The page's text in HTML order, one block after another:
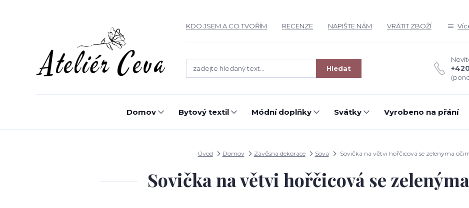
KDO JSEM A CO TVOŘÍM RECENZE NAPIŠTE NÁM VRÁTIT ZBOŽÍ
Hledat
Domov Bytový textil Módní doplňky Svátky Vyrobeno na přání
Úvod Domov Závěsná dekorace Sova Sovička na větvi hořčicová se zelenýma
Sovička na větvi hořčicová se